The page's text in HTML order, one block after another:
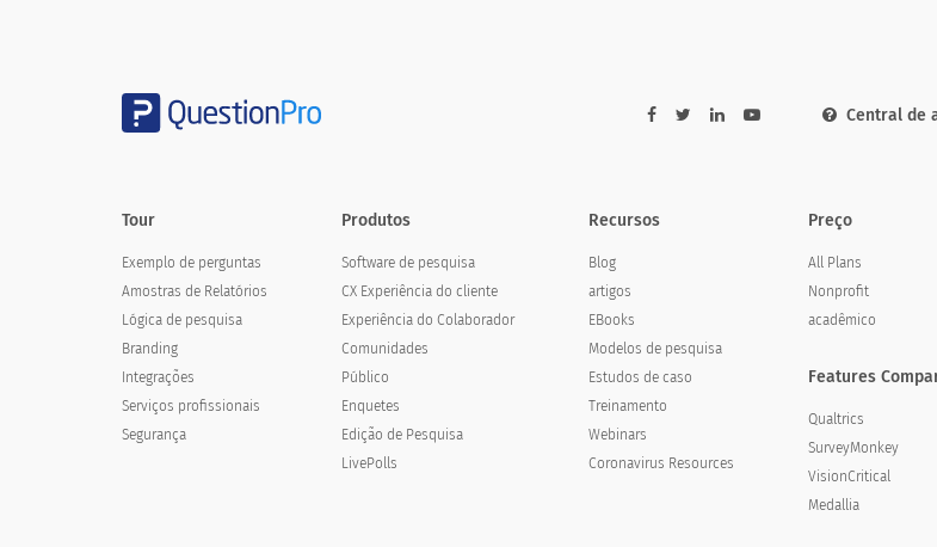
Desenvolvimento de diferentes cenários de programa / financiamento
Entendendo o papel que minha organização pode desempenhar na advocacia como organização
Comunicação com as principais partes interessadas da minha organização
Formação de parcerias estratégicas
Desenvolvimento / expansão de programas
Central de
Tour
Exemplo de perguntas
Amostras de Relatórios
Lógica de pesquisa
Branding
Integrações
Serviços profissionais
Segurança
Produtos
Software de pesquisa
CX Experiência do cliente
Experiência do Colaborador
Comunidades
Público
Enquetes
Edição de Pesquisa
LivePolls
Recursos
Blog
artigos
EBooks
Modelos de pesquisa
Estudos de caso
Treinamento
Webinars
Coronavirus Resources
Preço
All Plans
Nonprofit
acadêmico
Features
Qualtrics
SurveyMonkey
VisionCritical
Medallia